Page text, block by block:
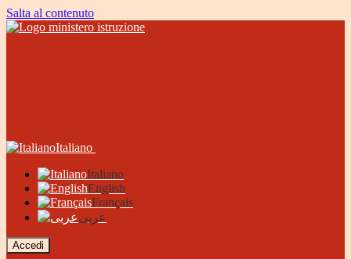
Salta al contenuto
Italiano
Italiano
English
Français
عربى
Accedi